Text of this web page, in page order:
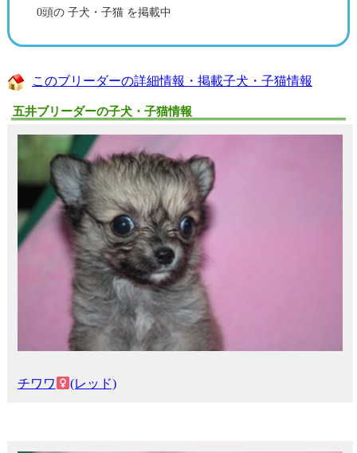
0頭の 子犬・子猫 を掲載中
このブリーダーの詳細情報・掲載子犬・子猫情報
五井ブリーダーの子犬・子猫情報
チワワ (レッド)